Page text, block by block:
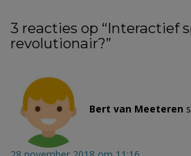
3 reacties op “Interactief
revolutionair?”
Bert van Meeteren